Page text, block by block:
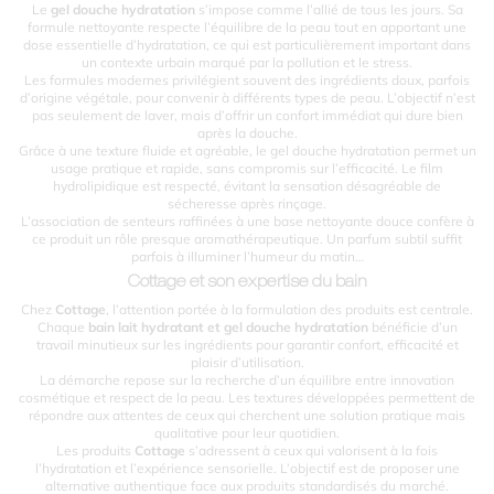
Le gel douche hydratation s’impose comme l’allié de tous les jours. Sa
formule nettoyante respecte l’équilibre de la peau tout en apportant une
dose essentielle d’hydratation, ce qui est particulièrement important dans
un contexte urbain marqué par la pollution et le stress.
Les formules modernes privilégient souvent des ingrédients doux, parfois
d’origine végétale, pour convenir à différents types de peau. L’objectif n’est
pas seulement de laver, mais d’offrir un confort immédiat qui dure bien
après la douche.
Grâce à une texture fluide et agréable, le gel douche hydratation permet un
usage pratique et rapide, sans compromis sur l’efficacité. Le film
hydrolipidique est respecté, évitant la sensation désagréable de
sécheresse après rinçage.
L’association de senteurs raffinées à une base nettoyante douce confère à
ce produit un rôle presque aromathérapeutique. Un parfum subtil suffit
parfois à illuminer l’humeur du matin…
Cottage et son expertise du bain
Chez Cottage, l’attention portée à la formulation des produits est centrale.
Chaque bain lait hydratant et gel douche hydratation bénéficie d’un
travail minutieux sur les ingrédients pour garantir confort, efficacité et
plaisir d’utilisation.
La démarche repose sur la recherche d’un équilibre entre innovation
cosmétique et respect de la peau. Les textures développées permettent de
répondre aux attentes de ceux qui cherchent une solution pratique mais
qualitative pour leur quotidien.
Les produits Cottage s’adressent à ceux qui valorisent à la fois
l’hydratation et l’expérience sensorielle. L’objectif est de proposer une
alternative authentique face aux produits standardisés du marché.